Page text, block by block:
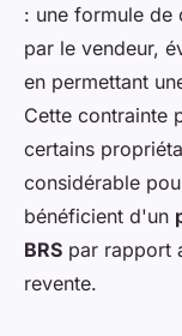
: une formule de
par le vendeur,
en permettant
Cette contrainte
certains
considérable
bénéficient d'un
BRS par rapport
revente.